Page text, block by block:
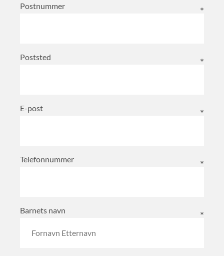
Postnummer
Poststed
E-post
Telefonnummer
Barnets navn